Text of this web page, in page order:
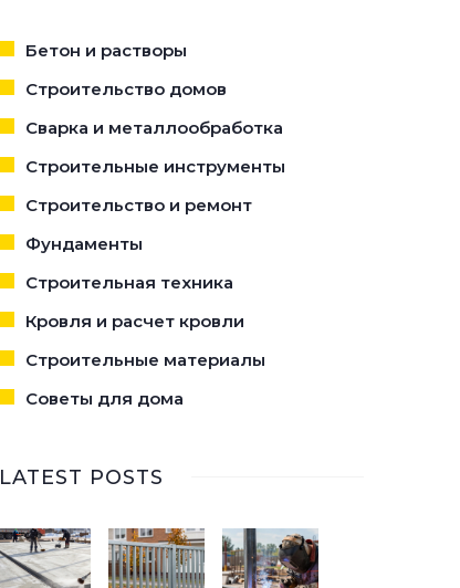
Бетон и растворы
Строительство домов
Сварка и металлообработка
Строительные инструменты
Строительство и ремонт
Фундаменты
Строительная техника
Кровля и расчет кровли
Строительные материалы
Советы для дома
LATEST POSTS